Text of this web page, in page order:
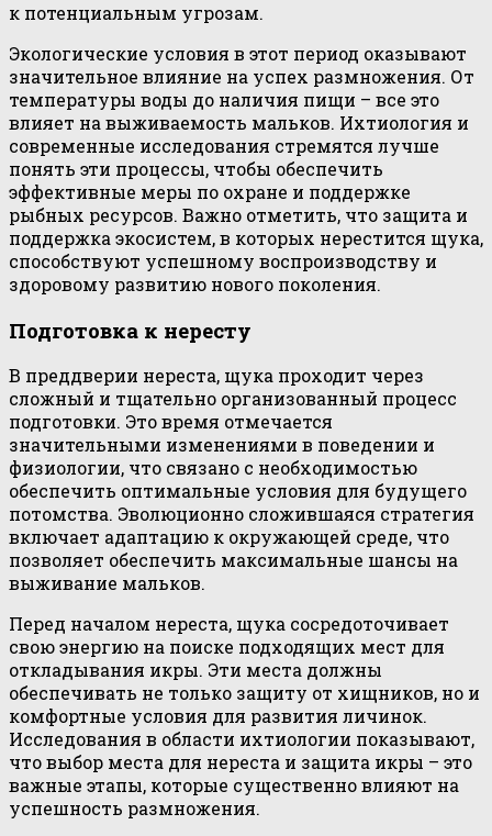
к потенциальным угрозам.
Экологические условия в этот период оказывают
значительное влияние на успех размножения. От
температуры воды до наличия пищи – все это
влияет на выживаемость мальков. Ихтиология и
современные исследования стремятся лучше
понять эти процессы, чтобы обеспечить
эффективные меры по охране и поддержке
рыбных ресурсов. Важно отметить, что защита и
поддержка экосистем, в которых нерестится щука,
способствуют успешному воспроизводству и
здоровому развитию нового поколения.
Подготовка к нересту
В преддверии нереста, щука проходит через
сложный и тщательно организованный процесс
подготовки. Это время отмечается
значительными изменениями в поведении и
физиологии, что связано с необходимостью
обеспечить оптимальные условия для будущего
потомства. Эволюционно сложившаяся стратегия
включает адаптацию к окружающей среде, что
позволяет обеспечить максимальные шансы на
выживание мальков.
Перед началом нереста, щука сосредоточивает
свою энергию на поиске подходящих мест для
откладывания икры. Эти места должны
обеспечивать не только защиту от хищников, но и
комфортные условия для развития личинок.
Исследования в области ихтиологии показывают,
что выбор места для нереста и защита икры – это
важные этапы, которые существенно влияют на
успешность размножения.